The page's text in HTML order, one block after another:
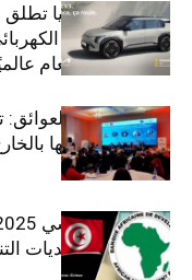
سيتي كارز – كيا
بلقب سيارة العام
بين الطموح
استعادة كفاءاتها
الاجتماعي وتحديات